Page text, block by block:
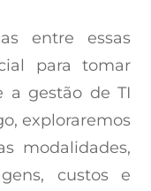
entre essas
para tomar
a gestão de TI
exploraremos
modalidades,
custos e